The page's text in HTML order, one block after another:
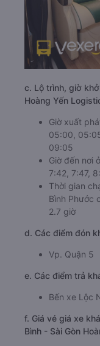
c. Lộ trình, giờ
Hoàng Yến
Giờ xuất
05:00,
09:05
Giờ đến nơi
7:42, 7:47,
Thời gian
Bình Phước
2.7 giờ
d. Các điểm đón
Vp. Quận 5
e. Các điểm trả
Bến xe Lộc
f. Giá vé giá xe
Bình - Sài Gòn